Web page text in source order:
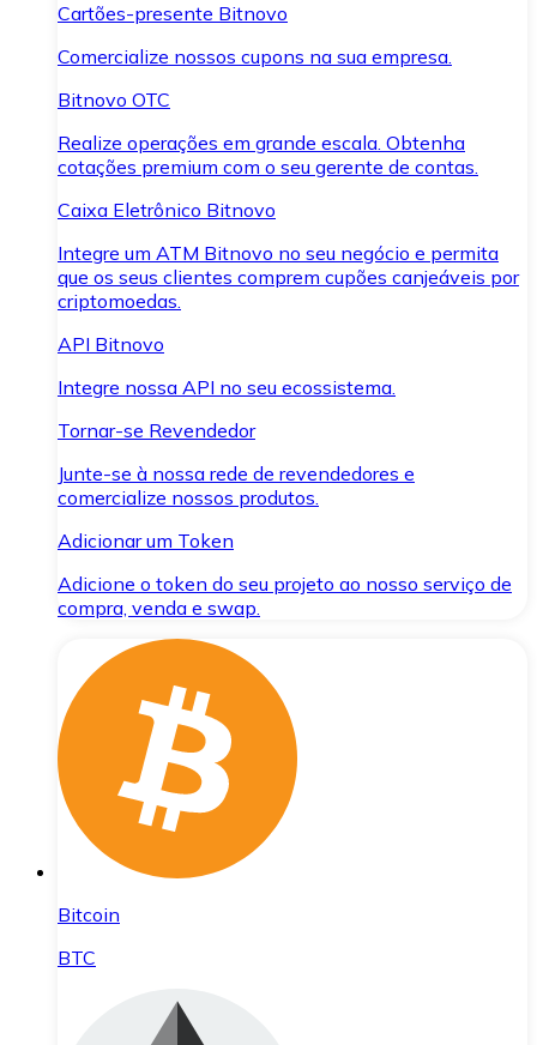
Cartões-presente Bitnovo
Comercialize nossos cupons na sua empresa.
Bitnovo OTC
Realize operações em grande escala. Obtenha
cotações premium com o seu gerente de contas.
Caixa Eletrônico Bitnovo
Integre um ATM Bitnovo no seu negócio e permita
que os seus clientes comprem cupões canjeáveis por
criptomoedas.
API Bitnovo
Integre nossa API no seu ecossistema.
Tornar-se Revendedor
Junte-se à nossa rede de revendedores e
comercialize nossos produtos.
Adicionar um Token
Adicione o token do seu projeto ao nosso serviço de
compra, venda e swap.
Bitcoin
BTC